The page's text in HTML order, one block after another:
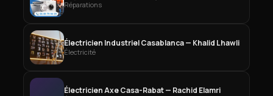
Réparations
Électricien Industriel Casablanca — Khalid Lhawli
Électricité
Électricien Axe Casa-Rabat — Rachid Elamri